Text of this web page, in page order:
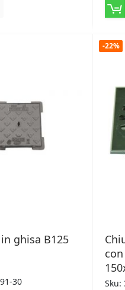
ghisa B125
30
-22%
Sku: